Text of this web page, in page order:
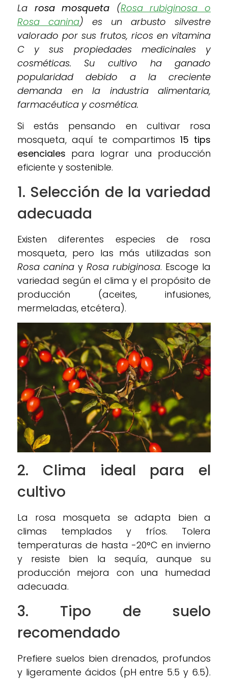
La rosa mosqueta (Rosa rubiginosa o
Rosa canina) es un arbusto silvestre
valorado por sus frutos, ricos en vitamina
C y sus propiedades medicinales y
cosméticas. Su cultivo ha ganado
popularidad debido a la creciente
demanda en la industria alimentaria,
farmacéutica y cosmética.
Si estás pensando en cultivar rosa
mosqueta, aquí te compartimos 15 tips
esenciales para lograr una producción
eficiente y sostenible.
1. Selección de la variedad
adecuada
Existen diferentes especies de rosa
mosqueta, pero las más utilizadas son
Rosa canina y Rosa rubiginosa. Escoge la
variedad según el clima y el propósito de
producción (aceites, infusiones,
mermeladas, etcétera).
2. Clima ideal para el
cultivo
La rosa mosqueta se adapta bien a
climas templados y fríos. Tolera
temperaturas de hasta -20°C en invierno
y resiste bien la sequía, aunque su
producción mejora con una humedad
adecuada.
3. Tipo de suelo
recomendado
Prefiere suelos bien drenados, profundos
y ligeramente ácidos (pH entre 5.5 y 6.5).